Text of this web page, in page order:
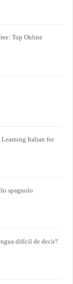
Top Online
Learning Italian for
spagnolo
difícil de decir?